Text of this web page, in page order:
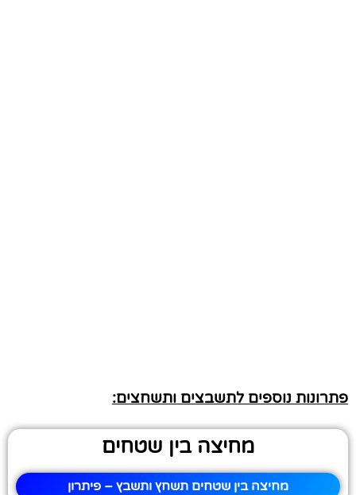
פתרונות נוספים לתשבצים ותשחצים:
מחיצה בין שטחים
מחיצה בין שטחים תשחץ ותשבץ – פיתרון